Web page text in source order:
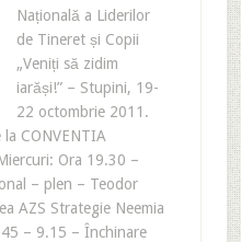
Națională a Liderilor
de Tineret și Copii
„Veniți să zidim
iarăși!” – Stupini, 19-
22 octombrie 2011.
CONVENTIA
Ora 19.30 –
– plen – Teodor
AZS Strategie Neemia
– 9.15 – Închinare